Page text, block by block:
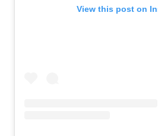
View this post on